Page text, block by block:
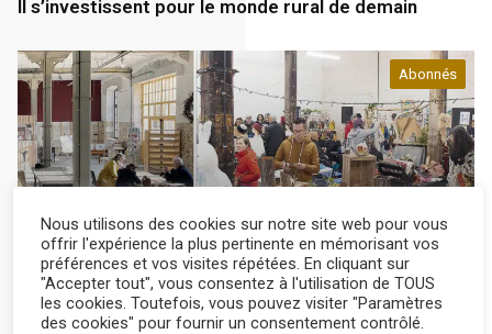
Il s’investissent pour le monde rural de demain
Département
Abonnés
De la culture et de l’emploi pour tous grâce à La
Traverse
Nous utilisons des cookies sur notre site web pour vous
offrir l'expérience la plus pertinente en mémorisant vos
préférences et vos visites répétées. En cliquant sur
"Accepter tout", vous consentez à l'utilisation de TOUS
les cookies. Toutefois, vous pouvez visiter "Paramètres
des cookies" pour fournir un consentement contrôlé.